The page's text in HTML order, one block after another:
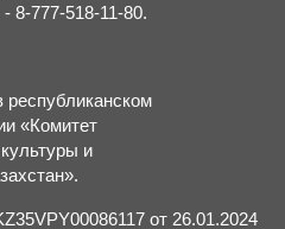
8-777-518-11-80.
республиканском
«Комитет
и
от 26.01.2024